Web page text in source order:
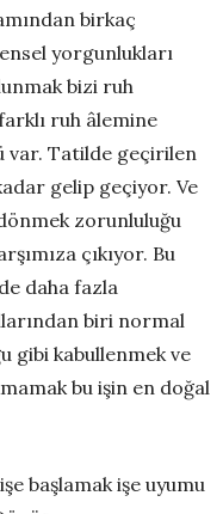
birkaç
yorgunlukları
bizi ruh
ruh âlemine
var. Tatilde geçirilen
gelip geçiyor. Ve
zorunluluğu
çıkıyor. Bu
daha fazla
biri normal
gibi kabullenmek ve
bu işin en doğal
başlamak işe uyumu